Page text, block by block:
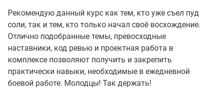
Рекомендую данный курс как тем, кто уже съел пуд
соли, так и тем, кто только начал своё восхождение.
Отлично подобранные темы, превосходные
наставники, код ревью и проектная работа в
комплексе позволяют получить и закрепить
практически навыки, необходимые в ежедневной
боевой работе. Молодцы! Так держать!